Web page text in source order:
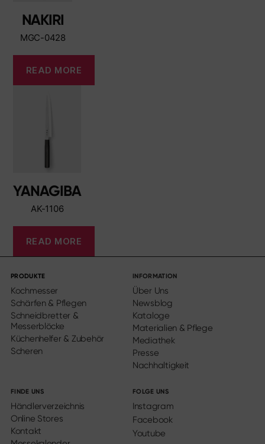
NAKIRI
MGC-0428
READ MORE
YANAGIBA
AK-1106
READ MORE
PRODUKTE
Kochmesser
Schärfen & Pflegen
Schneidbretter &
Messerblöcke
Küchenhelfer & Zubehör
Scheren
INFORMATION
Über Uns
Newsblog
Kataloge
Materialien & Pflege
Mediathek
Presse
Nachhaltigkeit
FINDE UNS
Händlerverzeichnis
Online Stores
Kontakt
FOLGE UNS
Instagram
Facebook
Youtube